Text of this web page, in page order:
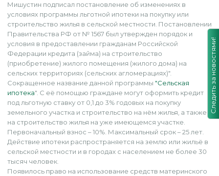
Мишустин подписал постановление об изменениях в
условиях программы льготной ипотеки на покупку или
строительство жилья в сельской местности. Постановлении
Правительства РФ от № 1567 был утвержден порядок и
условия в предоставлении гражданам Российской
Федерации кредита (займа) на строительство
(приобретение) жилого помещения (жилого дома) на
сельских территориях (сельских агломерациях)".
Сокращенное название данной программы "Сельская
ипотека". С её помощью граждане могут оформить кредит
под льготную ставку от 0,1 до 3% годовых на покупку
земельного участка и строительство на нём жилья, а также
на строительство жилья на уже имеющемся участке.
Первоначальный взнос – 10%. Максимальный срок – 25 лет.
Действие ипотеки распространяется на землю или жильё в
сельской местности и в городах с населением не более 30
тысяч человек.
Появилось право на использование средств материнского
Следить за новостями!